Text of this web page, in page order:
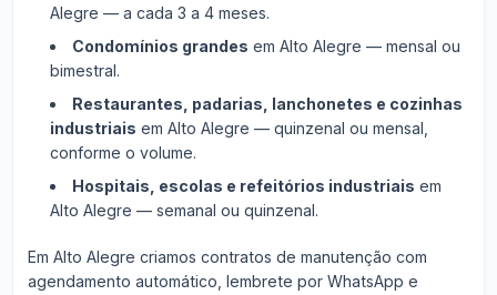
Alegre — a cada 3 a 4 meses.
Condomínios grandes em Alto Alegre — mensal ou
bimestral.
Restaurantes, padarias, lanchonetes e cozinhas
industriais em Alto Alegre — quinzenal ou mensal,
conforme o volume.
Hospitais, escolas e refeitórios industriais em
Alto Alegre — semanal ou quinzenal.
Em Alto Alegre criamos contratos de manutenção com
agendamento automático, lembrete por WhatsApp e